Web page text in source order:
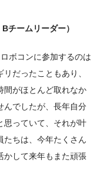
チームリーダー）
ボコンに参加するのは
だったこともあり、
間がほとんど取れなか
んでしたが、長年自分
思っていて、それが叶
たちは、今年たくさん
かして来年もまた頑張